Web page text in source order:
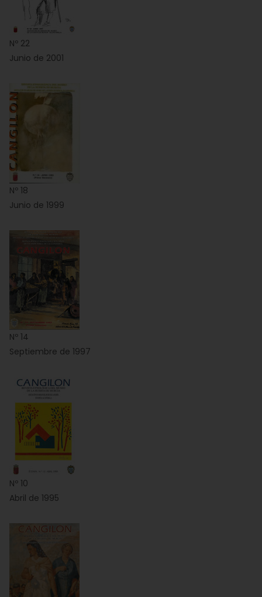
Nº 22
Junio de 2001
Nº 18
Junio de 1999
Nº 14
Septiembre de 1997
Nº 10
Abril de 1995